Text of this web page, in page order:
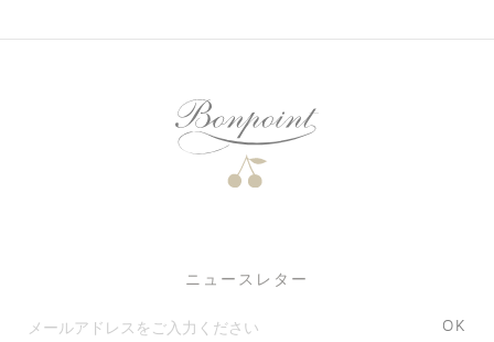
ニュースレター
OK